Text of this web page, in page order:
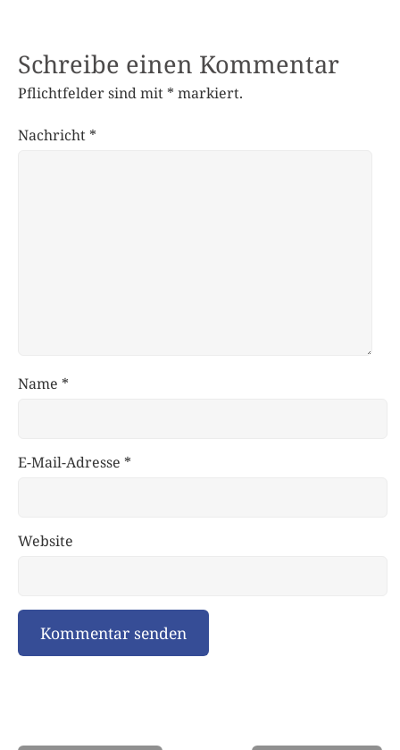
Schreibe einen Kommentar
Pflichtfelder sind mit * markiert.
Nachricht *
Name *
E-Mail-Adresse *
Website